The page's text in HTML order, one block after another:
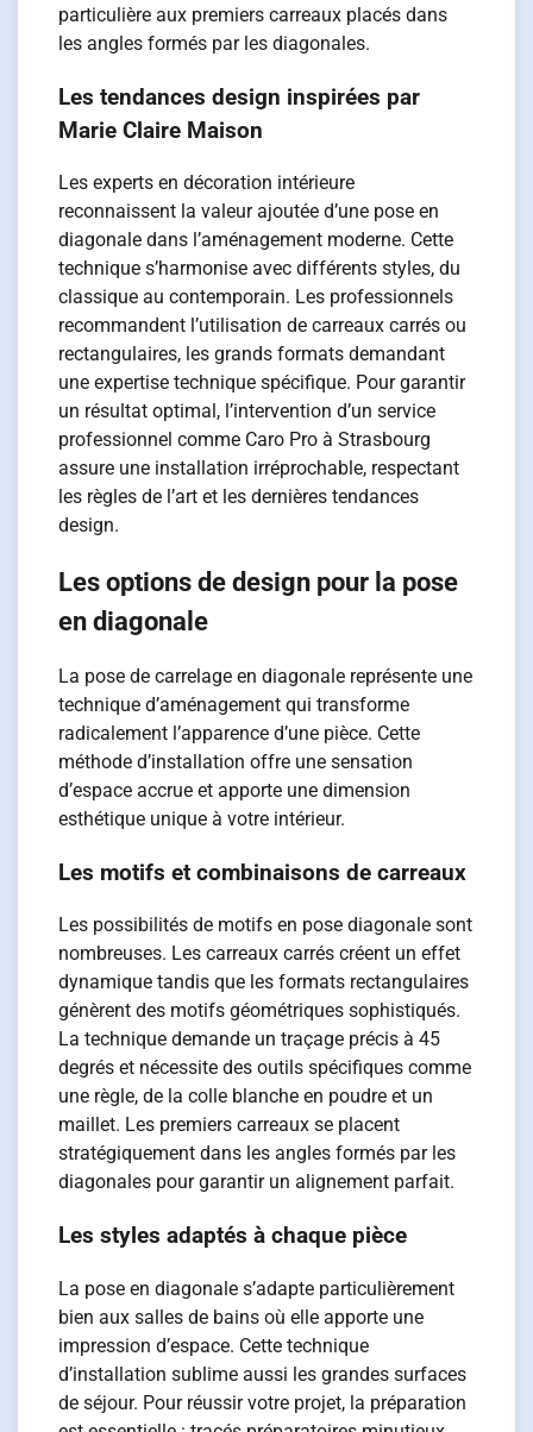
particulière aux premiers carreaux placés dans
les angles formés par les diagonales.
Les tendances design inspirées par
Marie Claire Maison
Les experts en décoration intérieure
reconnaissent la valeur ajoutée d’une pose en
diagonale dans l’aménagement moderne. Cette
technique s’harmonise avec différents styles, du
classique au contemporain. Les professionnels
recommandent l’utilisation de carreaux carrés ou
rectangulaires, les grands formats demandant
une expertise technique spécifique. Pour garantir
un résultat optimal, l’intervention d’un service
professionnel comme Caro Pro à Strasbourg
assure une installation irréprochable, respectant
les règles de l’art et les dernières tendances
design.
Les options de design pour la pose
en diagonale
La pose de carrelage en diagonale représente une
technique d’aménagement qui transforme
radicalement l’apparence d’une pièce. Cette
méthode d’installation offre une sensation
d’espace accrue et apporte une dimension
esthétique unique à votre intérieur.
Les motifs et combinaisons de carreaux
Les possibilités de motifs en pose diagonale sont
nombreuses. Les carreaux carrés créent un effet
dynamique tandis que les formats rectangulaires
génèrent des motifs géométriques sophistiqués.
La technique demande un traçage précis à 45
degrés et nécessite des outils spécifiques comme
une règle, de la colle blanche en poudre et un
maillet. Les premiers carreaux se placent
stratégiquement dans les angles formés par les
diagonales pour garantir un alignement parfait.
Les styles adaptés à chaque pièce
La pose en diagonale s’adapte particulièrement
bien aux salles de bains où elle apporte une
impression d’espace. Cette technique
d’installation sublime aussi les grandes surfaces
de séjour. Pour réussir votre projet, la préparation